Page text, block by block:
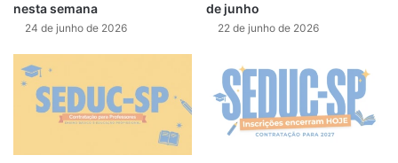
nesta semana
24 de junho de 2026
de junho
22 de junho de 2026